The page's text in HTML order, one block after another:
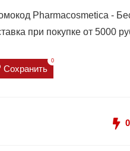
Pharmacosmetica -
при покупке от 5000
Сохранить
0
0